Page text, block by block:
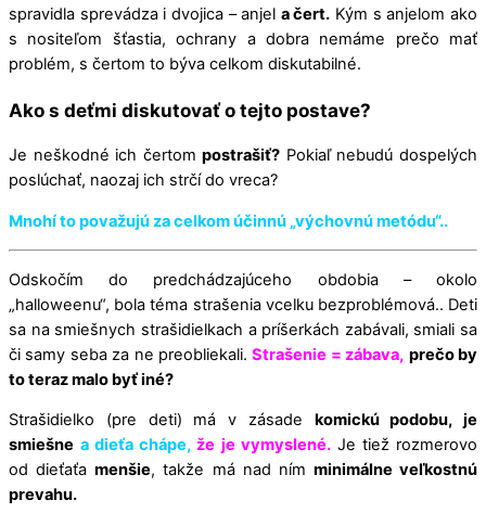
spravidla sprevádza i dvojica – anjel a čert. Kým s anjelom ako
s nositeľom šťastia, ochrany a dobra nemáme prečo mať
problém, s čertom to býva celkom diskutabilné.
Ako s deťmi diskutovať o tejto postave?
Je neškodné ich čertompostrašiť? Pokiaľ nebudú dospelých
poslúchať, naozaj ich strčí do vreca?
Mnohí to považujú za celkom účinnú „výchovnú metódu“..
Odskočím do predchádzajúceho obdobia – okolo
„halloweenu“, bola téma strašenia vcelku bezproblémová.. Deti
sa na smiešnych strašidielkach a príšerkách zabávali, smiali sa
či samy seba za ne preobliekali.Strašenie = zábava, prečo by
to teraz malo byť iné?
Strašidielko (pre deti) má v zásade komickú podobu, je
smiešne a dieťa chápe, že je vymyslené.Je tiež rozmerovo
od dieťaťamenšie, takže má nad ním minimálne veľkostnú
prevahu.